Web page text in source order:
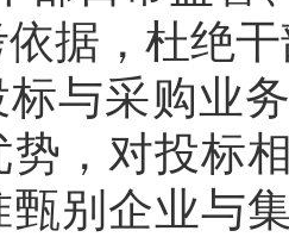
依据，杜绝
与采购业
势，对投标
甄别企业与